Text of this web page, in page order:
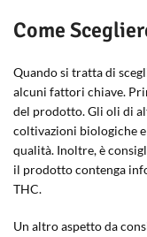
Come
Quando si tratta di
alcuni fattori chiave.
del prodotto. Gli oli di
coltivazioni biologiche
qualità. Inoltre, è
il prodotto contenga
THC.
Un altro aspetto da